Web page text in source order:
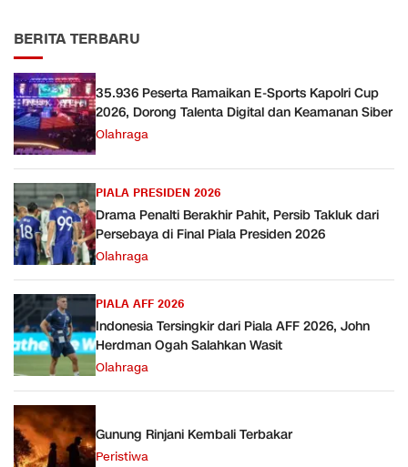
BERITA TERBARU
35.936 Peserta Ramaikan E-Sports Kapolri Cup
2026, Dorong Talenta Digital dan Keamanan Siber
Olahraga
PIALA PRESIDEN 2026
Drama Penalti Berakhir Pahit, Persib Takluk dari
Persebaya di Final Piala Presiden 2026
Olahraga
PIALA AFF 2026
Indonesia Tersingkir dari Piala AFF 2026, John
Herdman Ogah Salahkan Wasit
Olahraga
Gunung Rinjani Kembali Terbakar
Peristiwa